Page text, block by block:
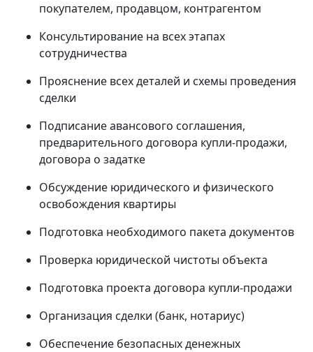
покупателем, продавцом, контрагентом
Консультирование на всех этапах
сотрудничества
Прояснение всех деталей и схемы проведения
сделки
Подписание авансового соглашения,
предварительного договора купли-продажи,
договора о задатке
Обсуждение юридического и физического
освобождения квартиры
Подготовка необходимого пакета документов
Проверка юридической чистоты объекта
Подготовка проекта договора купли-продажи
Организация сделки (банк, нотариус)
Обеспечение безопасных денежных